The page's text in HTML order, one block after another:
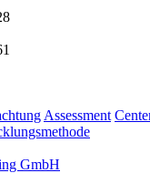
Assessment
GmbH